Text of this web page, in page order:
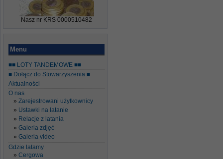
Nasz nr KRS 0000510482
Menu
■■ LOTY TANDEMOWE ■■
■ Dołącz do Stowarzyszenia ■
Aktualności
O nas
Zarejestrowani użytkownicy
Ustawki na latanie
Relacje z latania
Galeria zdjęć
Galeria video
Gdzie latamy
Cergowa